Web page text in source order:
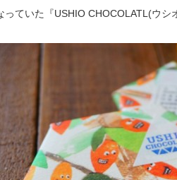
っていた『USHIO CHOCOLATL(ウシ